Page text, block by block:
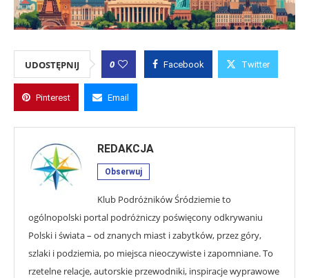
UDOSTĘPNIJ 0 Facebook Twitter
Pinterest Email
REDAKCJA
Obserwuj
Klub Podróżników Śródziemie to
ogólnopolski portal podróżniczy poświęcony odkrywaniu
Polski i świata – od znanych miast i zabytków, przez góry,
szlaki i podziemia, po miejsca nieoczywiste i zapomniane. To
rzetelne relacje, autorskie przewodniki, inspiracje wyprawowe